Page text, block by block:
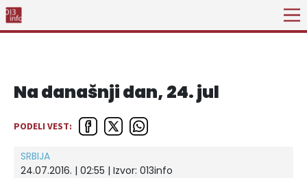
Na današnji dan, 24. jul
PODELI VEST:
SRBIJA
24.07.2016. | 02:55 | Izvor: 013info